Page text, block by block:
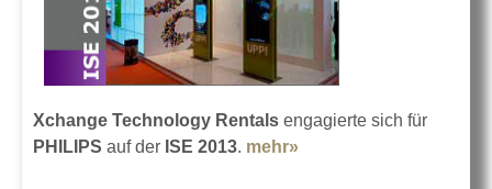
Xchange Technology Rentals engagierte sich für
PHILIPS auf der ISE 2013. mehr»